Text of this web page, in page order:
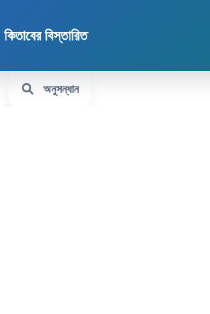
কিতাবের বিস্তারিত
অনুসন্ধান